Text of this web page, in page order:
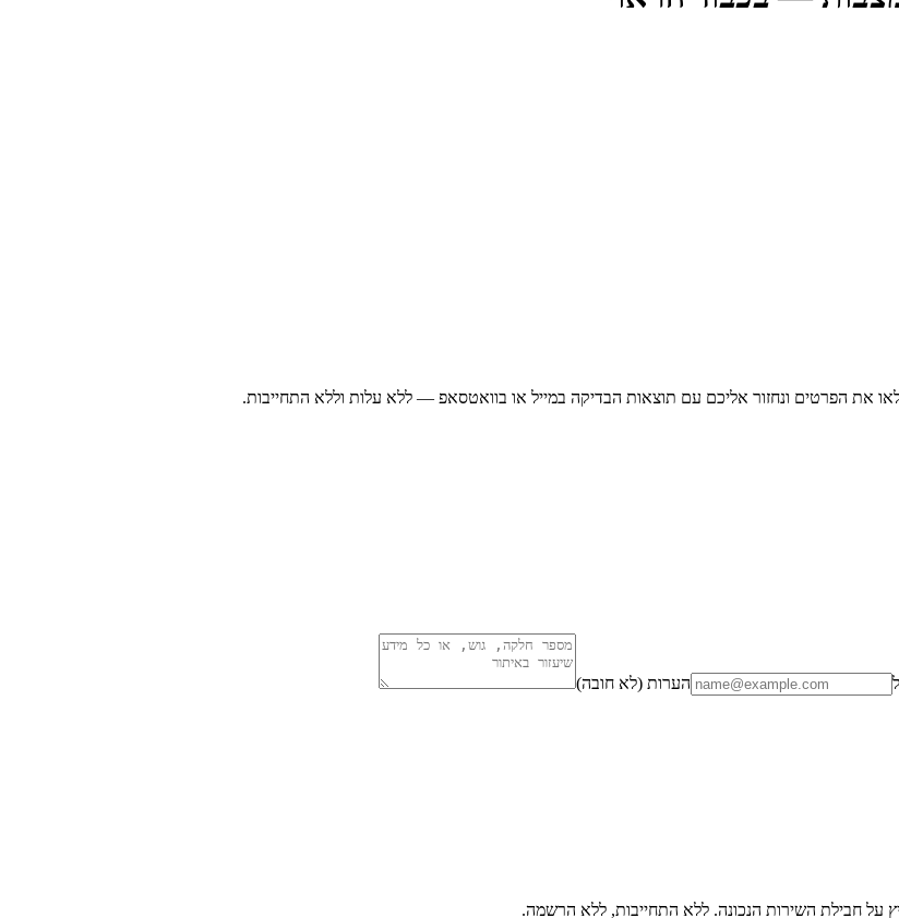
את הפרטים ונחזור אליכם עם תוצאות הבדיקה במייל או בוואטסאפ — ללא עלות וללא התחייבות.
הערות (לא חובה)
חבילת השירות הנכונה. ללא התחייבות, ללא הרשמה.